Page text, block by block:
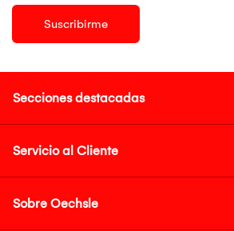
Suscribirme
Secciones destacadas
Servicio al Cliente
Sobre Oechsle